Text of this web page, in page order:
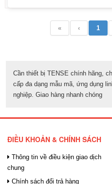
« ‹ 1
Cần thiết bị TENSE chính hãng,
cấp đa dạng mẫu mã, ứng dụng
nghiệp. Giao hàng nhanh chóng
ĐIỀU KHOẢN & CHÍNH SÁCH
Thông tin về điều kiện giao dịch
chung
Chính sách đổi trả hàng